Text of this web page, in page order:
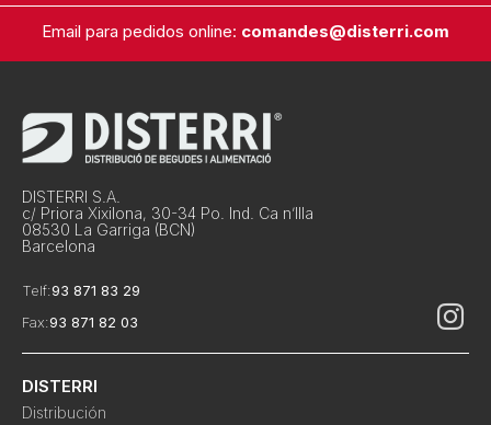
Email para pedidos online: comandes@disterri.com
DISTERRI S.A.
c/ Priora Xixilona, 30-34 Po. Ind. Ca n’Illa
08530 La Garriga (BCN)
Barcelona
Telf:93 871 83 29
Fax:93 871 82 03
DISTERRI
Distribución